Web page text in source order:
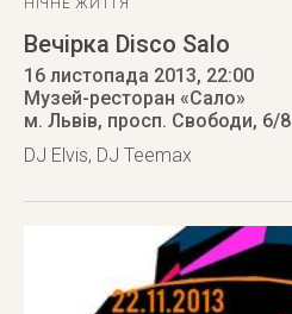
НІЧНЕ ЖИТТЯ
Вечірка Disco Salo
16 листопада 2013, 22:00
Музей-ресторан «Сало»
м. Львів, просп. Свободи, 6/8
DJ Elvis, DJ Teemax